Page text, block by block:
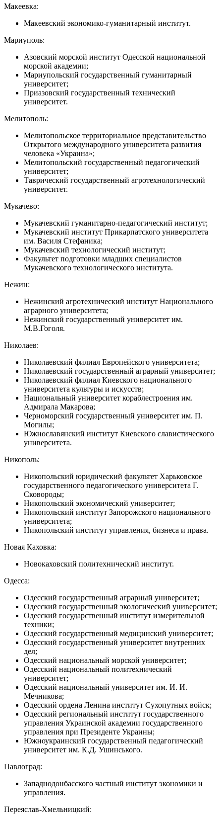
Макеевка:
Макеевский экономико-гуманитарный институт.
Мариуполь:
Азовский морской институт Одесской национальной
морской академии;
Мариупольский государственный гуманитарный
университет;
Приазовский государственный технический
университет.
Мелитополь:
Мелитопольское территориальное представительство
Открытого международного университета развития
человека «Украина»;
Мелитопольский государственный педагогический
университет;
Таврический государственный агротехнологический
университет.
Мукачево:
Мукачевский гуманитарно-педагогический институт;
Мукачевский институт Прикарпатского университета
им. Василя Стефаника;
Мукачевский технологический институт;
Факультет подготовки младших специалистов
Мукачевского технологического института.
Нежин:
Нежинский агротехнический институт Национального
аграрного университета;
Нежинский государственный университет им.
М.В.Гоголя.
Николаев:
Николаевский филиал Европейского университета;
Николаевский государственный аграрный университет;
Николаевский филиал Киевского национального
университета культуры и искусств;
Национальный университет кораблестроения им.
Адмирала Макарова;
Черноморский государственный университет им. П.
Могилы;
Южнославянский институт Киевского славистического
университета.
Никополь:
Никопольский юридический факультет Харьковское
государственного педагогического университета Г.
Сковороды;
Никопольский экономический университет;
Никопольский институт Запорожского национального
университета;
Никопольский институт управления, бизнеса и права.
Новая Каховка:
Новокаховский политехнический институт.
Одесса:
Одесский государственный аграрный университет;
Одесский государственный экологический университет;
Одесский государственный институт измерительной
техники;
Одесский государственный медицинский университет;
Одесский государственный университет внутренних
дел;
Одесский национальный морской университет;
Одесский национальный политехнический
университет;
Одесский национальный университет им. И. И.
Мечникова;
Одесский ордена Ленина институт Сухопутных войск;
Одесский региональный институт государственного
управления Украинской академии государственного
управления при Президенте Украины;
Южноукраинский государственный педагогический
университет им. К.Д. Ушинського.
Павлоград:
Западнодонбасского частный институт экономики и
управления.
Переяслав-Хмельницкий: